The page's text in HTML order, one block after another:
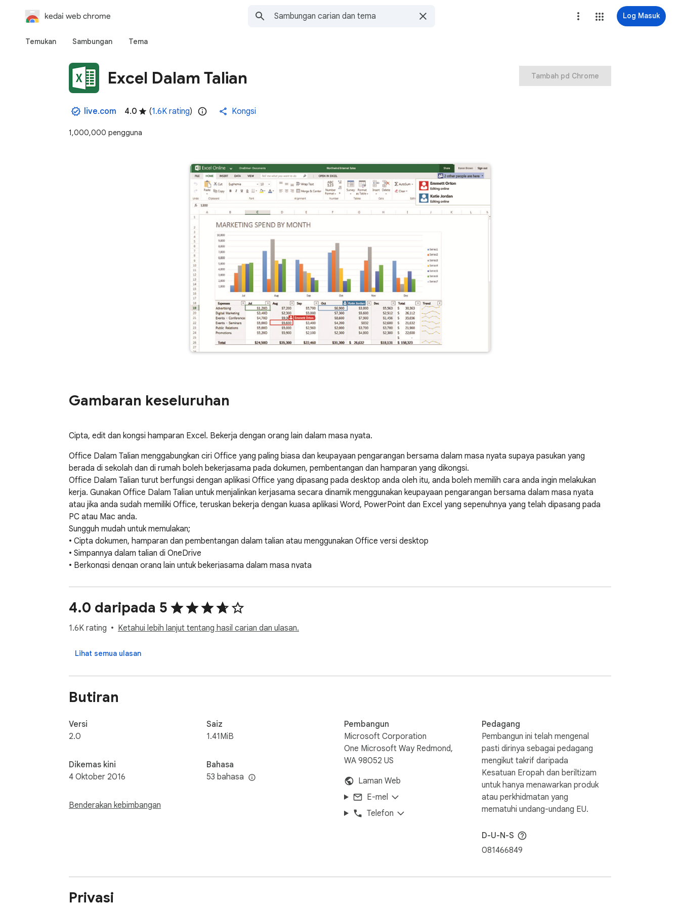
kedai web chrome Log Masuk
Temukan Sambungan Tema
Excel Dalam Talian
live.com 4.0 (1.6K rating) Kongsi
1,000,000 pengguna
Tambah pd Chrome
Gambaran keseluruhan
Cipta, edit dan kongsi hamparan Excel. Bekerja dengan orang lain dalam masa nyata.
Office Dalam Talian menggabungkan ciri Office yang paling biasa dan keupayaan pengarangan bersama dalam masa nyata supaya pasukan yang
berada di sekolah dan di rumah boleh bekerjasama pada dokumen, pembentangan dan hamparan yang dikongsi.
Office Dalam Talian turut berfungsi dengan aplikasi Office yang dipasang pada desktop anda oleh itu, anda boleh memilih cara anda ingin melakukan
kerja. Gunakan Office Dalam Talian untuk menjalinkan kerjasama secara dinamik menggunakan keupayaan pengarangan bersama dalam masa nyata
atau jika anda sudah memiliki Office, teruskan bekerja dengan kuasa aplikasi Word, PowerPoint dan Excel yang sepenuhnya yang telah dipasang pada
PC atau Mac anda.
Sungguh mudah untuk memulakan;
• Cipta dokumen, hamparan dan pembentangan dalam talian atau menggunakan Office versi desktop
• Simpannya dalam talian di OneDrive
• Berkongsi dengan orang lain untuk bekerjasama dalam masa nyata
4.0 daripada 5
1.6K rating Ketahui lebih lanjut tentang hasil carian dan ulasan.
Lihat semua ulasan
Butiran
Versi
2.0
Dikemas kini
4 Oktober 2016
Benderakan kebimbangan
Saiz
1.41MiB
Bahasa
53 bahasa
Pembangun
Microsoft Corporation
One Microsoft Way Redmond,
WA 98052 US
Laman Web
E-mel
Telefon
Pedagang
Pembangun ini telah mengenal
pasti dirinya sebagai pedagang
mengikut takrif daripada
Kesatuan Eropah dan beriltizam
untuk hanya menawarkan produk
atau perkhidmatan yang
mematuhi undang-undang EU.
D-U-N-S
081466849
Privasi